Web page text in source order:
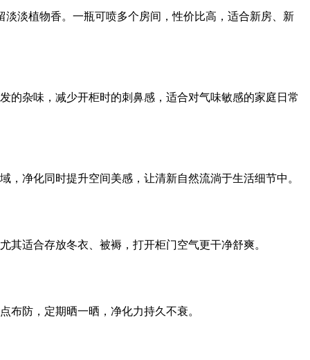
淡植物香。一瓶可喷多个房间，性价比高，适合新房、新
的杂味，减少开柜时的刺鼻感，适合对气味敏感的家庭日常
净化同时提升空间美感，让清新自然流淌于生活细节中。
适合存放冬衣、被褥，打开柜门空气更干净舒爽。
布防，定期晒一晒，净化力持久不衰。